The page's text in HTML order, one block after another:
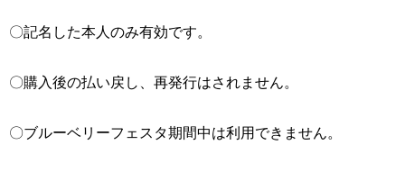
〇記名した本人のみ有効です。
〇購入後の払い戻し、再発行はされません。
〇ブルーベリーフェスタ期間中は利用できません。